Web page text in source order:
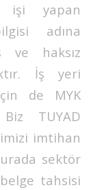
işi yapan
adına
ve haksız
İş yeri
de MYK
TUYAD
imtihan
sektör
tahsisi